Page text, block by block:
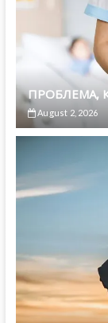
ПРОБЛЕМА,
August 2, 2026